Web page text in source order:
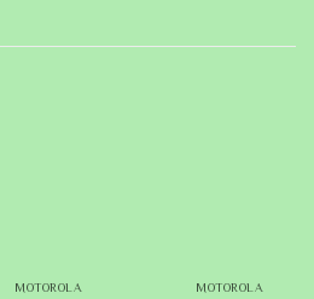
MOTOROLA MOTOROLA